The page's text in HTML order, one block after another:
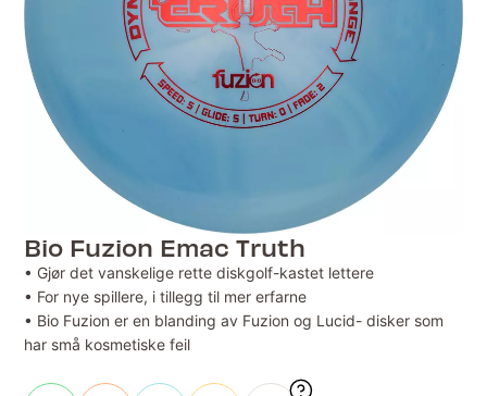
Bio Fuzion Emac Truth
• Gjør det vanskelige rette diskgolf-kastet lettere
• For nye spillere, i tillegg til mer erfarne
• Bio Fuzion er en blanding av Fuzion og Lucid- disker som
har små kosmetiske feil